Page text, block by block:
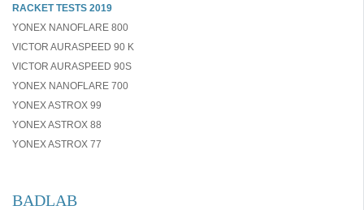
RACKET TESTS 2019
YONEX NANOFLARE 800
VICTOR AURASPEED 90 K
VICTOR AURASPEED 90S
YONEX NANOFLARE 700
YONEX ASTROX 99
YONEX ASTROX 88
YONEX ASTROX 77
BADLAB